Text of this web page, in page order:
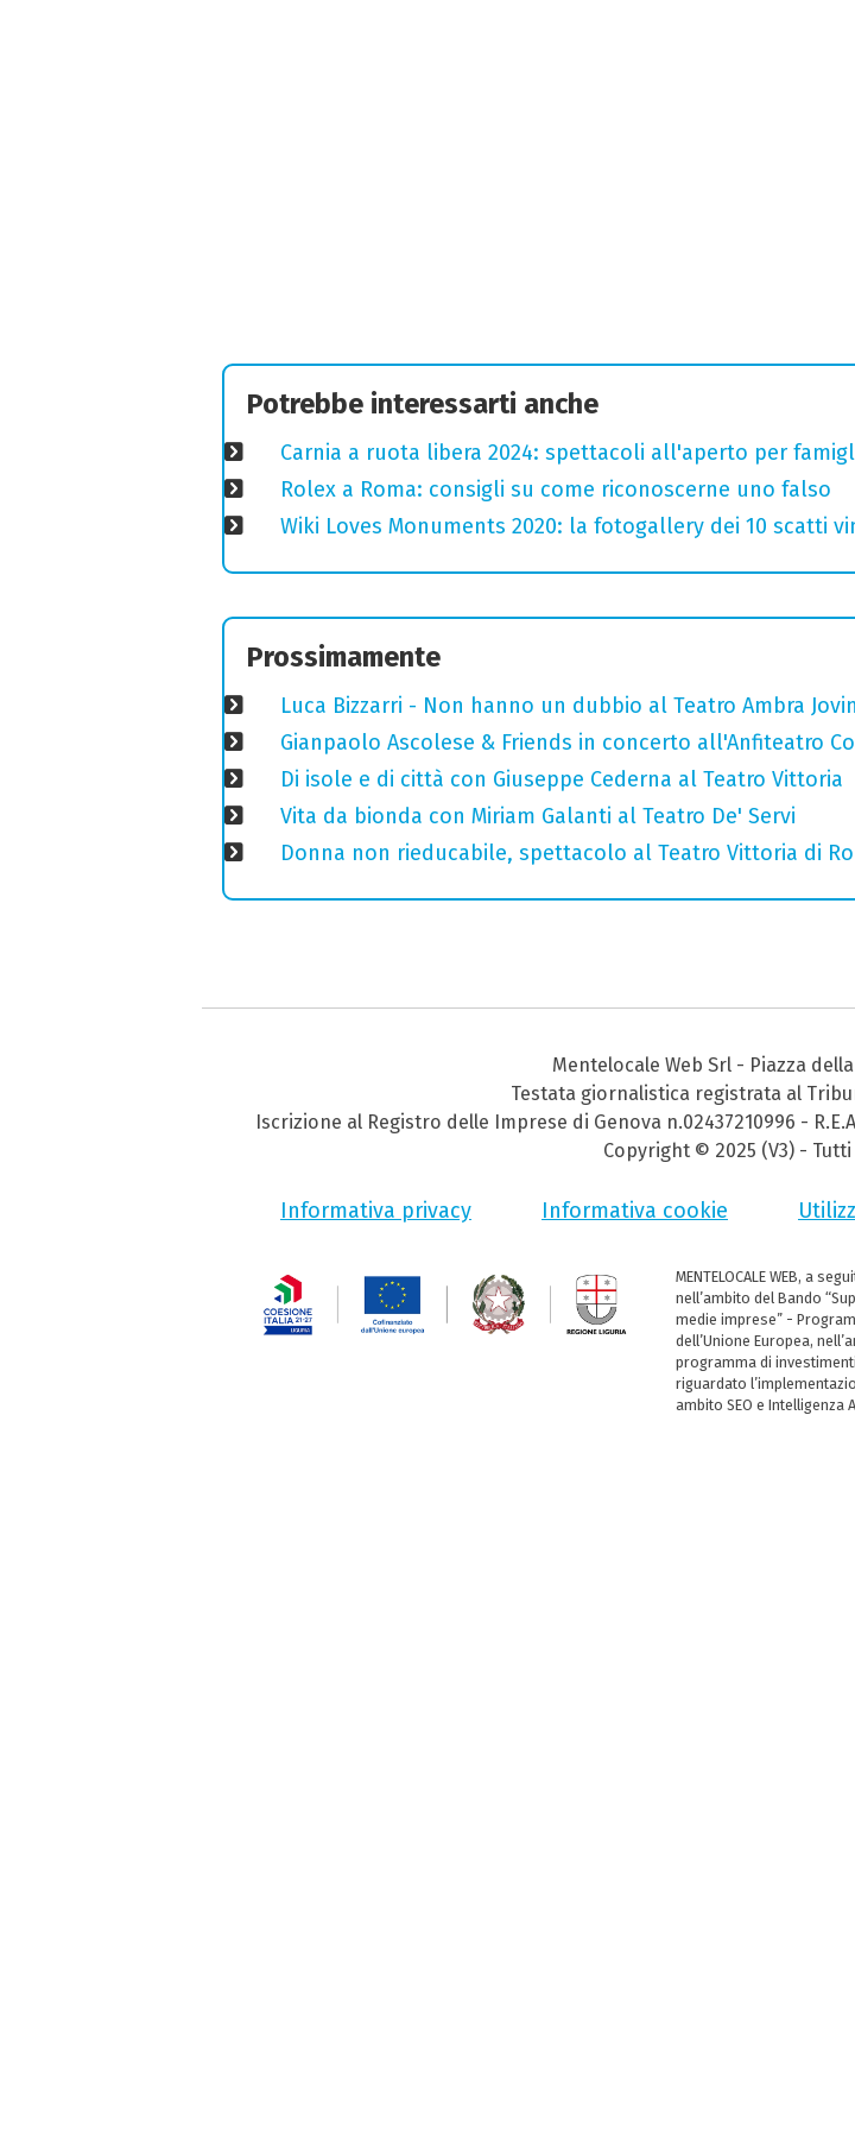
Potrebbe interessarti anche
Carnia a ruota libera 2024: spettacoli all'aperto per
Rolex a Roma: consigli su come riconoscerne uno falso
Wiki Loves Monuments 2020: la fotogallery dei 10 scatti
Prossimamente
Luca Bizzarri - Non hanno un dubbio al Teatro Ambra
Gianpaolo Ascolese & Friends in concerto all'Anfiteatro
Di isole e di città con Giuseppe Cederna al Teatro Vittoria
Vita da bionda con Miriam Galanti al Teatro De' Servi
Donna non rieducabile, spettacolo al Teatro Vittoria di
Mentelocale Web Srl - Piazza
Testata giornalistica registrata al
Iscrizione al Registro delle Imprese di Genova n.02437210996 -
Copyright © 2025 (V3) -
Informativa privacy Informativa cookie
MENTELOCALE WEB, a
nell’ambito del Bando
medie imprese” -
dell’Unione Europea,
programma di
riguardato
ambito SEO e